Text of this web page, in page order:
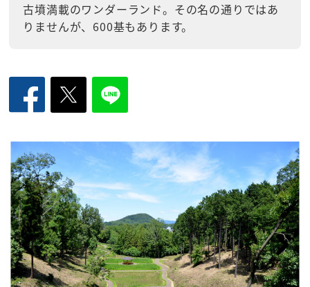
古墳満載のワンダーランド。その名の通りではあ
りませんが、600基もあります。